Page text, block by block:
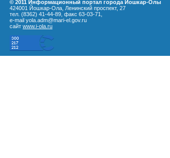
© 2011 Информационный портал города Йошкар-Олы
424001 Йошкар-Ола, Ленинский проспект, 27
тел. (8362) 41-44-89, факс 63-03-71,
e-mail yola.adm@mari-el.gov.ru
сайт www.i-ola.ru